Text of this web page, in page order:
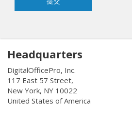
Headquarters
DigitalOfficePro, Inc.
117 East 57 Street,
New York, NY 10022
United States of America